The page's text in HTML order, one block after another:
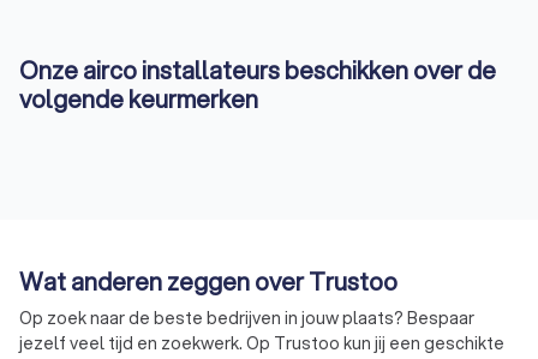
gegarandeerd van een veilige en professionele airco-
installatie in Heinkenszand:
KvK-inschrijving:Op Trustoo vind je alleen
Klanttevredenheid:Onze Trustoo-score is gebaseerd
op eerlijke en transparante reviews van andere klanten.
Vraag direct offertes aan en geniet deze zomer van een
Onze airco installateurs beschikken over de
volgende keurmerken
Wat anderen zeggen over Trustoo
Op zoek naar de beste bedrijven in jouw plaats? Bespaar
jezelf veel tijd en zoekwerk. Op Trustoo kun jij een geschikte